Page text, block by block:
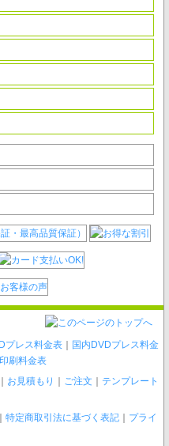
プレス料金表
国内DVDプレス料金
刷料金表
お見積もり ご注文
テンプレート
特定商取引法に基づく表記
プライ